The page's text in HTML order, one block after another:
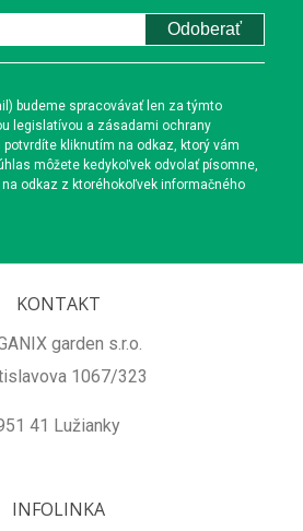
Odoberať
budeme spracovávať len za týmto
legislatívou a zásadami ochrany
kliknutím na odkaz, ktorý vám
môžete kedykoľvek odvolať písomne,
odkaz z ktoréhokoľvek informačného
KONTAKT
garden s.r.o.
1067/323
41 Lužianky
INFOLINKA